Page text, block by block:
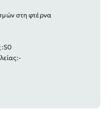
στη φτέρνα